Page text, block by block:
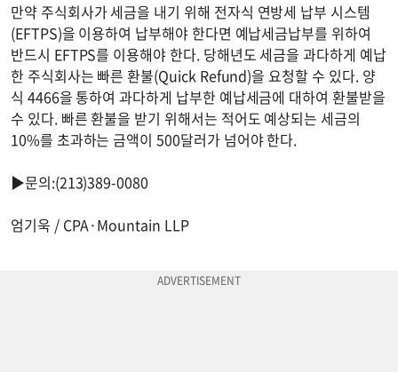
만약 주식회사가 세금을 내기 위해 전자식 연방세 납부 시스템
(EFTPS)을 이용하여 납부해야 한다면 예납세금납부를 위하여
반드시 EFTPS를 이용해야 한다. 당해년도 세금을 과다하게 예납
한 주식회사는 빠른 환불(Quick Refund)을 요청할 수 있다. 양
식 4466을 통하여 과다하게 납부한 예납세금에 대하여 환불받을
수 있다. 빠른 환불을 받기 위해서는 적어도 예상되는 세금의
10%를 초과하는 금액이 500달러가 넘어야 한다.
▶문의:(213)389-0080
엄기욱 / CPA·Mountain LLP